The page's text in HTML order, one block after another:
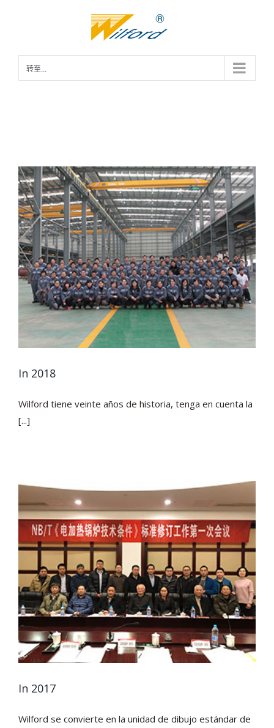
转至...
In 2018
Wilford tiene veinte años de historia, tenga en cuenta la
[...]
In 2017
Wilford se convierte en la unidad de dibujo estándar de